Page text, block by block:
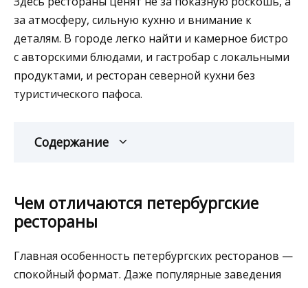
за атмосферу, сильную кухню и внимание к
деталям. В городе легко найти и камерное бистро
с авторскими блюдами, и гастробар с локальными
продуктами, и ресторан северной кухни без
туристического пафоса.
Содержание
Чем отличаются петербургские
рестораны
Главная особенность петербургских ресторанов —
спокойный формат. Даже популярные заведения